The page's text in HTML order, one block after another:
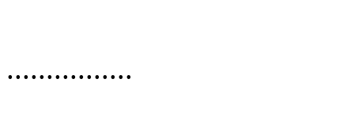
................